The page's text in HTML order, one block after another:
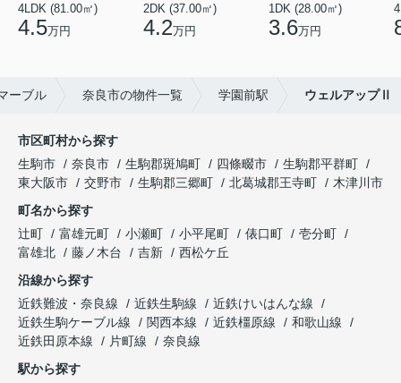
4LDK (81.00㎡)
4.5万円
2DK (37.00㎡)
4.2万円
1DK (28.00㎡)
3.6万円
ーブル 奈良市の物件一覧 学園前駅 ウェルアップⅡ
市区町村から探す
生駒市
奈良市 生駒郡斑鳩町 四條畷市
生駒郡平群町
東大阪市
交野市 生駒郡三郷町 北葛城郡王寺町
木津川市
町名から探す
辻町
富雄元町 小瀬町 小平尾町 俵口町
壱分町
富雄北
藤ノ木台 吉新
西松ケ丘
沿線から探す
近鉄難波・奈良線
近鉄生駒線
近鉄けいはんな線
近鉄生駒ケーブル線
関西本線 近鉄橿原線
和歌山線
近鉄田原本線
片町線
奈良線
駅から探す